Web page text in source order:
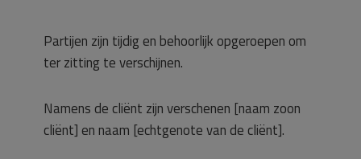
Partijen zijn tijdig en behoorlijk opgeroepen om
ter zitting te verschijnen.
Namens de cliënt zijn verschenen [naam zoon
cliënt] en naam [echtgenote van de cliënt].